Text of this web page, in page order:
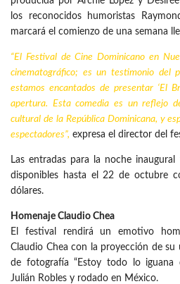
los reconocidos humoristas
marcará el comienzo de una semana
“El Festival de Cine Dominicano en
cinematográfico; es un testimonio del
estamos encantados de presentar ‘El
apertura. Esta comedia es un reflejo
cultural de la República Dominicana, y
espectadores”, expresa el director del
Las entradas para la noche
disponibles hasta el 22 de octubre
dólares.
Homenaje Claudio Chea
El festival rendirá un emotivo
Claudio Chea con la proyección de
de fotografía “Estoy todo lo iguana
Julián Robles y rodado en México.